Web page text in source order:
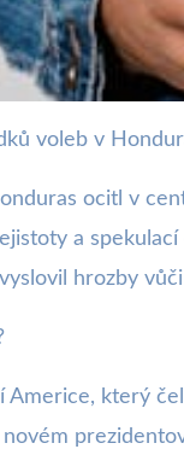
voleb
Kristián Valenta
voleb v
ocitl v
a
hrozby
Americe, který